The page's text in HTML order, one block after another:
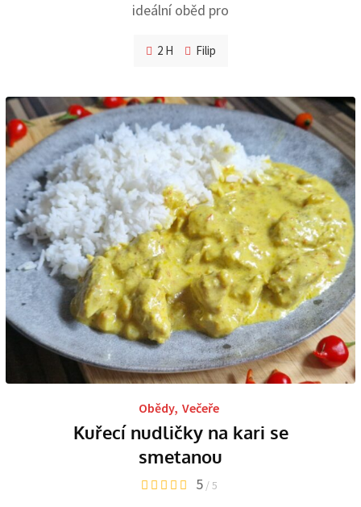
ideální oběd pro
2 H Filip
Obědy, Večeře
Kuřecí nudličky na kari se
smetanou
5 / 5